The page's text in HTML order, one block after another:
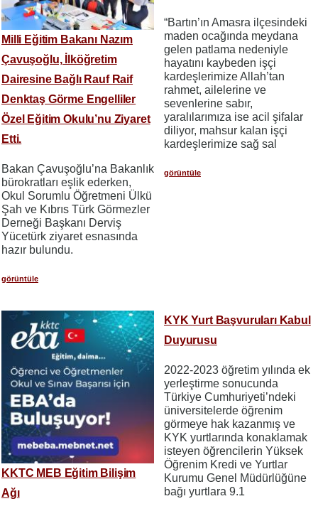
Milli Eğitim Bakanı Nazım
Çavuşoğlu, İlköğretim
Dairesine Bağlı Rauf Raif
Denktaş Görme Engelliler
Özel Eğitim Okulu’nu Ziyaret
Etti.
Bakan Çavuşoğlu’na Bakanlık
bürokratları eşlik ederken,
Okul Sorumlu Öğretmeni Ülkü
Şah ve Kıbrıs Türk Görmezler
Derneği Başkanı Derviş
Yücetürk ziyaret esnasında
hazır bulundu.
görüntüle
“Bartın’ın Amasra ilçesindeki
maden ocağında meydana
gelen patlama nedeniyle
hayatını kaybeden işçi
kardeşlerimize Allah’tan
rahmet, ailelerine ve
sevenlerine sabır,
yaralılarımıza ise acil şifalar
diliyor, mahsur kalan işçi
kardeşlerimize sağ sal
görüntüle
KKTC MEB Eğitim Bilişim
Ağı
KYK Yurt Başvuruları Kabul
Duyurusu
2022-2023 öğretim yılında ek
yerleştirme sonucunda
Türkiye Cumhuriyeti’ndeki
üniversitelerde öğrenim
görmeye hak kazanmış ve
KYK yurtlarında konaklamak
isteyen öğrencilerin Yüksek
Öğrenim Kredi ve Yurtlar
Kurumu Genel Müdürlüğüne
bağı yurtlara 9.1